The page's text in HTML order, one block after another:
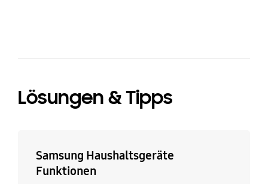
Lösungen & Tipps
Samsung Haushaltsgeräte
Funktionen